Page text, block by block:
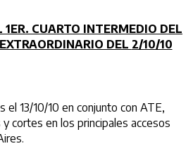
1ER. CUARTO INTERMEDIO DEL
DEL 2/10/10
13/10/10 en conjunto con ATE,
cortes en los principales accesos